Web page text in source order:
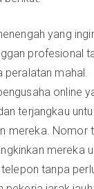
yang
profesional
peralatan mahal.
online
terjangkau
mereka. Nomor
mereka
tanpa